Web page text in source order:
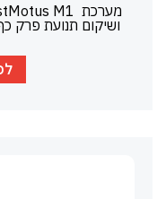
ושיקום תנועת פרק